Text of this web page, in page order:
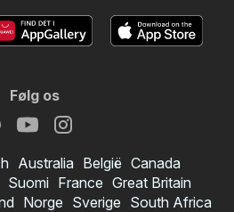
Følg os
Australia België Canada
Suomi France Great Britain
Norge Sverige South Africa